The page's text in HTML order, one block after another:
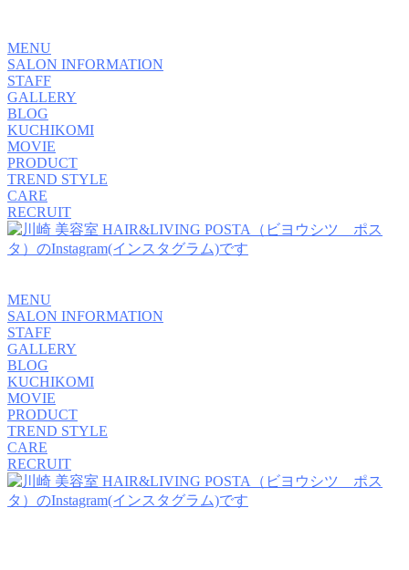
MENU
SALON INFORMATION
STAFF
GALLERY
BLOG
KUCHIKOMI
MOVIE
PRODUCT
TREND STYLE
CARE
RECRUIT
MENU
SALON INFORMATION
STAFF
GALLERY
BLOG
KUCHIKOMI
MOVIE
PRODUCT
TREND STYLE
CARE
RECRUIT